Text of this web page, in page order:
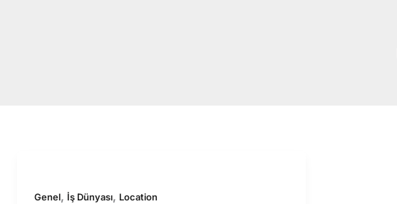
Genel, İş Dünyası, Location